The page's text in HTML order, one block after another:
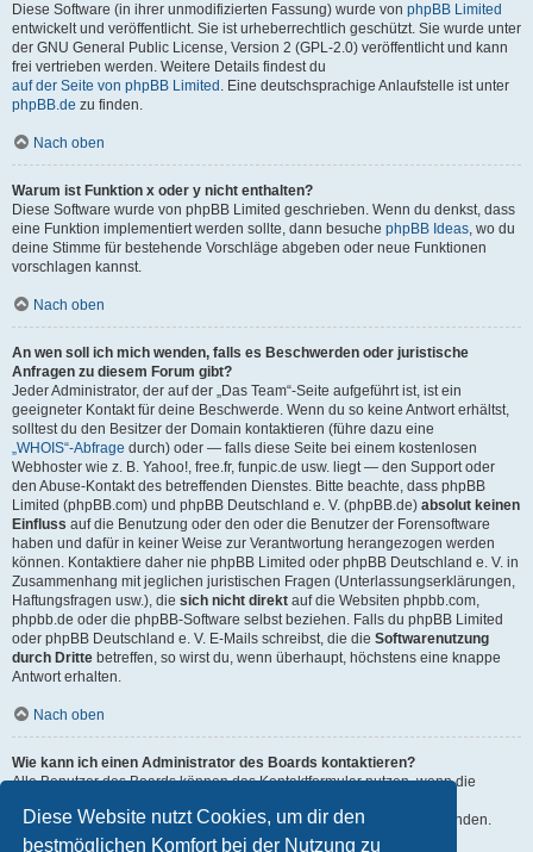
Diese Website nutzt Cookies, um dir den
bestmöglichen Komfort bei der Nutzung zu
Diese Software (in ihrer unmodifizierten Fassung) wurde von phpBB Limited
entwickelt und veröffentlicht. Sie ist urheberrechtlich geschützt. Sie wurde unter
der GNU General Public License, Version 2 (GPL-2.0) veröffentlicht und kann
frei vertrieben werden. Weitere Details findest du
auf der Seite von phpBB Limited . Eine deutschsprachige Anlaufstelle ist unter
phpBB.de zu finden.
Nach oben
Warum ist Funktion x oder y nicht enthalten?
Diese Software wurde von phpBB Limited geschrieben. Wenn du denkst, dass
eine Funktion implementiert werden sollte, dann besuche phpBB Ideas, wo du
deine Stimme für bestehende Vorschläge abgeben oder neue Funktionen
vorschlagen kannst.
Nach oben
An wen soll ich mich wenden, falls es Beschwerden oder juristische
Anfragen zu diesem Forum gibt?
Jeder Administrator, der auf der „Das Team“-Seite aufgeführt ist, ist ein
geeigneter Kontakt für deine Beschwerde. Wenn du so keine Antwort erhältst,
solltest du den Besitzer der Domain kontaktieren (führe dazu eine
„WHOIS“-Abfrage durch) oder — falls diese Seite bei einem kostenlosen
Webhoster wie z. B. Yahoo!, free.fr, funpic.de usw. liegt — den Support oder
den Abuse-Kontakt des betreffenden Dienstes. Bitte beachte, dass phpBB
Limited (phpBB.com) und phpBB Deutschland e. V. (phpBB.de) absolut keinen
Einfluss auf die Benutzung oder den oder die Benutzer der Forensoftware
haben und dafür in keiner Weise zur Verantwortung herangezogen werden
können. Kontaktiere daher nie phpBB Limited oder phpBB Deutschland e. V. in
Zusammenhang mit jeglichen juristischen Fragen (Unterlassungserklärungen,
Haftungsfragen usw.), die sich nicht direkt auf die Websiten phpbb.com,
phpbb.de oder die phpBB-Software selbst beziehen. Falls du phpBB Limited
oder phpBB Deutschland e. V. E-Mails schreibst, die die Softwarenutzung
durch Dritte betreffen, so wirst du, wenn überhaupt, höchstens eine knappe
Antwort erhalten.
Nach oben
Wie kann ich einen Administrator des Boards kontaktieren?
Alle Benutzer des Boards können das Kontaktformular nutzen, wenn die
Mitglieder des Boards können zusätzlich den Link „Das Team“ verwenden.